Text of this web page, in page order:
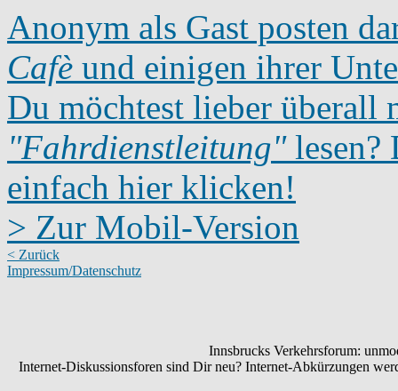
Anonym als Gast posten
Cafè und einigen ihrer
Du möchtest lieber überall
"Fahrdienstleitung"lesen?
einfach hier klicken!
> Zur Mobil-Version
< Zurück
Impressum/Datenschutz
Innsbrucks Verkehrsforum:
Internet-Diskussionsforen sind Dir neu? Internet-Abkürzungen